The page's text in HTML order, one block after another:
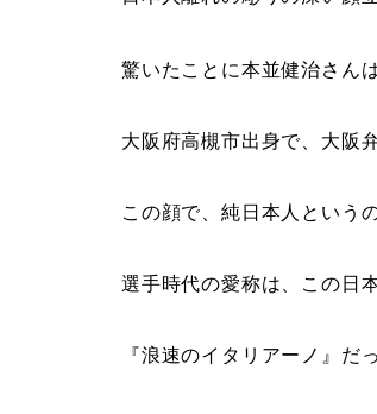
驚いたことに本並健治さん
大阪府高槻市出身で、大阪
この顔で、純日本人という
選手時代の愛称は、この日
『浪速のイタリアーノ』だ